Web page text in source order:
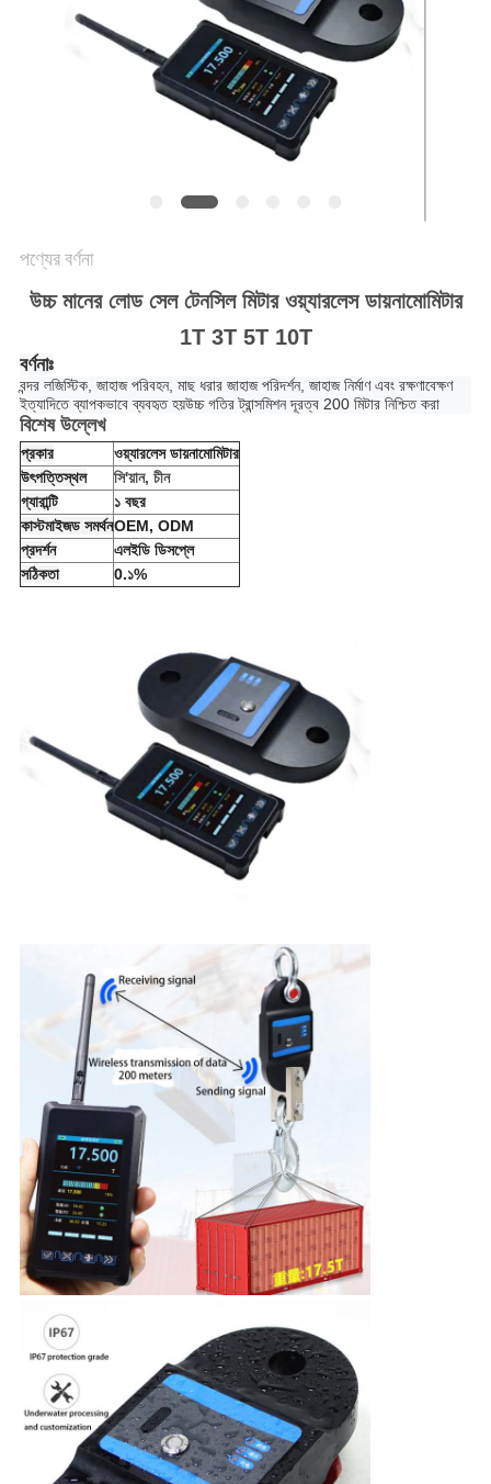
পণ্যের বর্ণনা
উচ্চ মানের লোড সেল টেনসিল মিটার ওয়্যারলেস ডায়নামোমিটার
1T 3T 5T 10T
বর্ণনাঃ
বন্দর লজিস্টিক, জাহাজ পরিবহন, মাছ ধরার জাহাজ পরিদর্শন, জাহাজ নির্মাণ এবং রক্ষণাবেক্ষণ
ইত্যাদিতে ব্যাপকভাবে ব্যবহৃত হয়উচ্চ গতির ট্রান্সমিশন দূরত্ব 200 মিটার নিশ্চিত করা
বিশেষ উল্লেখ
প্রকার
ওয়্যারলেস ডায়নামোমিটার
উৎপত্তিস্থল
সি'য়ান, চীন
গ্যারান্টি
১ বছর
কাস্টমাইজড সমর্থনOEM, ODM
প্রদর্শন
এলইডি ডিসপ্লে
সঠিকতা
0.১%